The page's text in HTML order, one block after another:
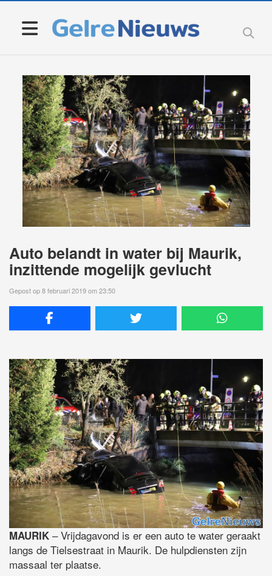
Auto belandt in water bij Maurik,
inzittende mogelijk gevlucht
Gepost op 8 februari 2019 om 23:50
MAURIK – Vrijdagavond is er een auto te water geraakt
langs de Tielsestraat in Maurik. De hulpdiensten zijn
massaal ter plaatse.